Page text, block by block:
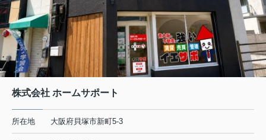
株式会社 ホームサポート
所在地 大阪府貝塚市新町5-3